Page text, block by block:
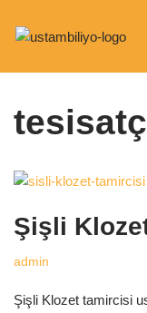
geç
Şişli
admin
Şişli Klozet tamircisi